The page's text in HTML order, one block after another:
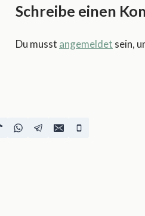
Schreibe einen
Du musst angemeldet sein,